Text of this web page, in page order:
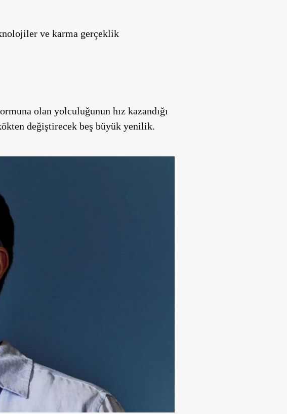
ve karma gerçeklik
olan yolculuğunun hız kazandığı
değiştirecek beş büyük yenilik.